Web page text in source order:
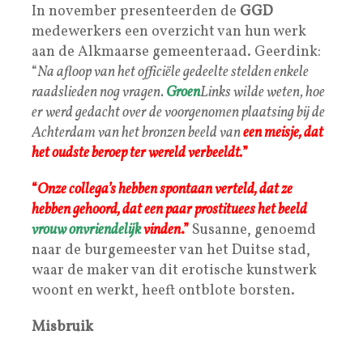
In november presenteerden de GGD
medewerkers een overzicht van hun werk
aan de Alkmaarse gemeenteraad. Geerdink:
“Na afloop van het officiële gedeelte stelden enkele
raadslieden nog vragen.GroenLinks wilde weten, hoe
er werd gedacht over de voorgenomen plaatsing bij de
Achterdam van het bronzen beeld vaneen meisje, dat
het oudste beroep ter wereld verbeeldt.”
“Onze collega’s hebben spontaan verteld, dat ze
hebben gehoord, dat een paar prostituees het beeld
vrouw onvriendelijkvinden.” Susanne, genoemd
naar de burgemeester van het Duitse stad,
waar de maker van dit erotische kunstwerk
woont en werkt, heeft ontblote borsten.
Misbruik